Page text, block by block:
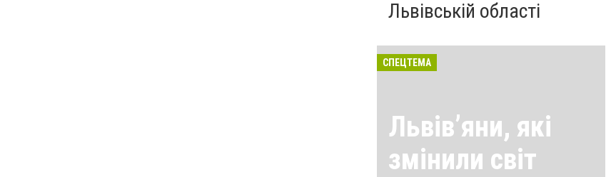
Львівській області
СПЕЦТЕМА
Львівʼяни, які
змінили світ